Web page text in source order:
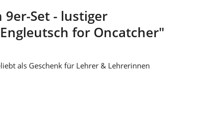
Set - lustiger
for Oncatcher"
als Geschenk für Lehrer & Lehrerinnen